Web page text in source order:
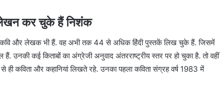
कर चुके हैं न‍िशंंक
कवि और लेखक भी हैं. वह अभी तक 44 से अध‍िक ह‍िंंदी पुस्‍तकें ल‍िख चुके हैं. ज‍िसमें
उनकी कई क‍िताबों का अंग्रेजी अनुवाद अंतरराष्‍ट्रीय स्‍तर पर हो चुका है. तो वहीं
कविता और कहानियां लिखते रहे. उनका पहला कविता संग्रह वर्ष 1983 में
Aditi Rao Hydari Birthday: जानी-मानी
एक्ट्रेस अदिति राव हैदरी आज अपना 39वां
जन्मदिन, जानिए अपना राशिफल